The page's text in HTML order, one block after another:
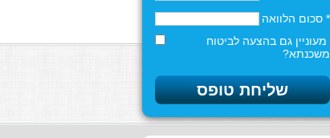
* סכום הלוואה
מעוניין גם בהצעה לביטוח
משכנתא?